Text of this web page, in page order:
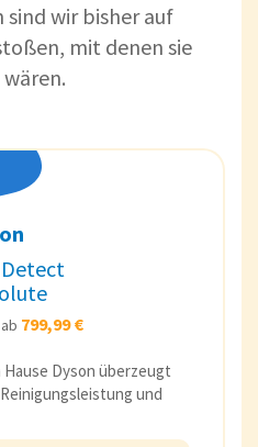
wir bisher auf
mit denen sie
799,99 €
Dyson überzeugt
und